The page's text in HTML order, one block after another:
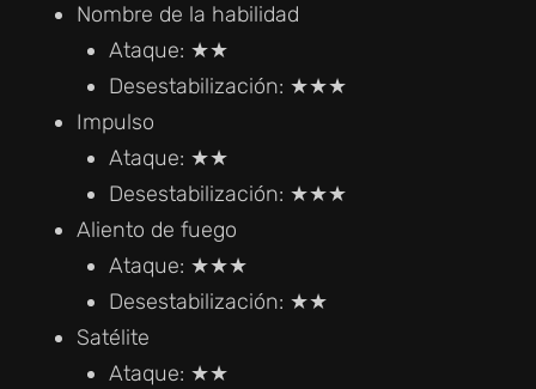
Nombre de la habilidad
Ataque: ★★
Desestabilización: ★★★
Impulso
Ataque: ★★
Desestabilización: ★★★
Aliento de fuego
Ataque: ★★★
Desestabilización: ★★
Satélite
Ataque: ★★